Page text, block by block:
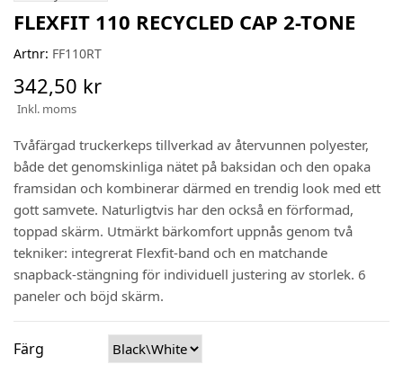
FLEXFIT 110 RECYCLED CAP 2-TONE
Artnr: FF110RT
342,50 kr
Inkl. moms
Tvåfärgad truckerkeps tillverkad av återvunnen polyester,
både det genomskinliga nätet på baksidan och den opaka
framsidan och kombinerar därmed en trendig look med ett
gott samvete. Naturligtvis har den också en förformad,
toppad skärm. Utmärkt bärkomfort uppnås genom två
tekniker: integrerat Flexfit-band och en matchande
snapback-stängning för individuell justering av storlek. 6
paneler och böjd skärm.
Färg